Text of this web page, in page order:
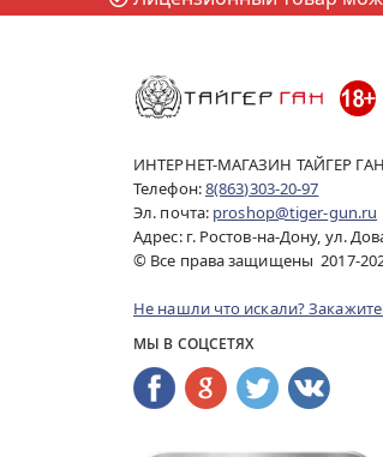
ИНТЕРНЕТ-МАГАЗИН ТАЙГЕР ГАН
Телефон:8(863)303-20-97
Эл. почта: proshop@tiger-gun.ru
Адрес: г. Ростов-на-Дону, ул.
© Все права защищены 2017-
Не нашли что искали?
МЫ В СОЦСЕТЯХ